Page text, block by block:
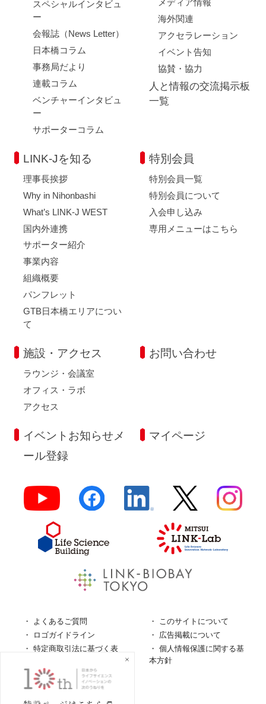
スペシャルインタビュ
ー
会報誌（News Letter）
日本橋コラム
事務局だより
連載コラム
ベンチャーインタビュ
ー
サポーターコラム
海外関連
アクセラレーション
イベント告知
協賛・協力
人と情報の交流掲示板
一覧
LINK-Jを知る
理事長挨拶
Why in Nihonbashi
What’s LINK-J WEST
国内外連携
サポーター紹介
事業内容
組織概要
パンフレット
GTB日本橋エリアについ
て
特別会員
特別会員一覧
特別会員について
入会申し込み
専用メニューはこちら
施設・アクセス
ラウンジ・会議室
オフィス・ラボ
アクセス
お問い合わせ
イベントお知らせメ
ール登録
マイページ
よくあるご質問
このサイトについて
ロゴガイドライン
広告掲載について
特定商取引法に基づく表
個人情報保護に関する基
本方針
個人情報の取扱について